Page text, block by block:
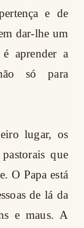
e de
dar-lhe um
aprender a
só para
lugar, os
que
O Papa está
de lá da
e maus. A